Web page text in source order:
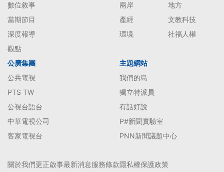
數位敘事
當期節目
深度報導
觀點
兩岸
地方
產經
文教科技
環境
社福人權
公廣集團
公共電視
PTS TW
公視台語台
中華電視公司
客家電視台
主題網站
我們的島
獨立特派員
有話好說
P#新聞實驗室
PNN新聞議題中心
關於我們更正啟事最新消息服務條款隱私權保護政策